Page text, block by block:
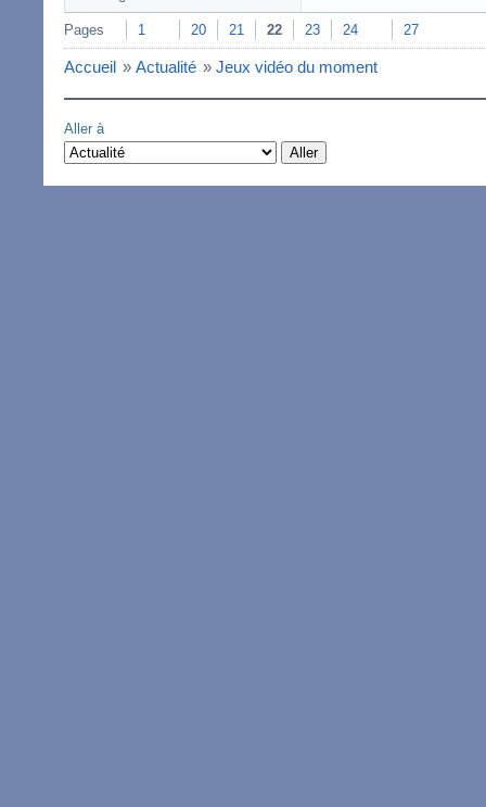
Pages 1 20 21 22 23 24 27
Accueil » Actualité » Jeux vidéo du moment
Aller à